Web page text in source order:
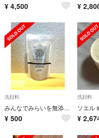
¥ 4,500 ¥
洗顔料
みんなでみらいを無添加洗顔クレンジング
¥ 500
洗顔料
¥